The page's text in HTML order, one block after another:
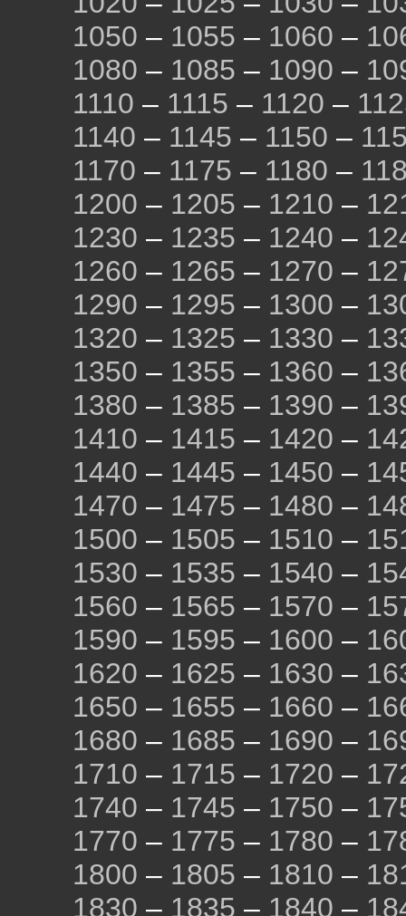
1050 – 1055 – 1060 –
1080 – 1085 – 1090 –
1110 – 1115 – 1120 –
1140 – 1145 – 1150 –
1170 – 1175 – 1180 –
1200 – 1205 – 1210 –
1230 – 1235 – 1240 –
1260 – 1265 – 1270 –
1290 – 1295 – 1300 –
1320 – 1325 – 1330 –
1350 – 1355 – 1360 –
1380 – 1385 – 1390 –
1410 – 1415 – 1420 –
1440 – 1445 – 1450 –
1470 – 1475 – 1480 –
1500 – 1505 – 1510 –
1530 – 1535 – 1540 –
1560 – 1565 – 1570 –
1590 – 1595 – 1600 –
1620 – 1625 – 1630 –
1650 – 1655 – 1660 –
1680 – 1685 – 1690 –
1710 – 1715 – 1720 –
1740 – 1745 – 1750 –
1770 – 1775 – 1780 –
1800 – 1805 – 1810 –
1830 – 1835 – 1840 –